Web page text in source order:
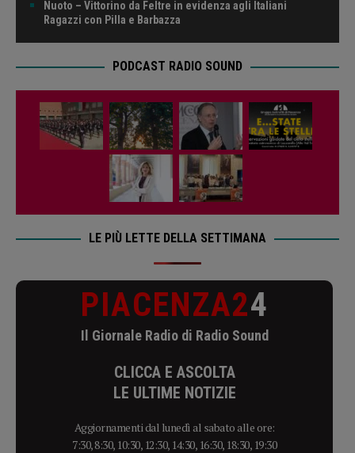
Nuoto – Vittorino da Feltre in evidenza agli Italiani
Ragazzi con Pilla e Barbazza
PODCAST RADIO SOUND
LE PIÙ LETTE DELLA SETTIMANA
PIACENZA24
Il Giornale Radio di Radio Sound
CLICCA E ASCOLTA
LE ULTIME NOTIZIE
Aggiornamenti dal lunedì al sabato alle ore:
7:30, 8:30, 10:30, 12:30, 14:30, 16:30, 18:30, 19:30